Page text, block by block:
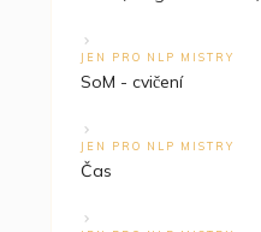
JEN PRO NLP MISTRY
SoM - cvičení
JEN PRO NLP MISTRY
Čas